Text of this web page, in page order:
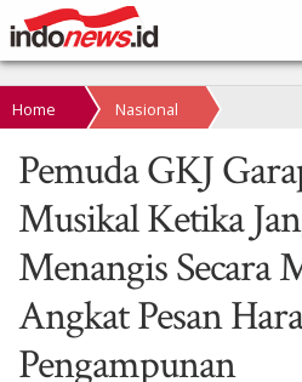
Home Nasional
Pemuda GKJ
Musikal Ketika
Menangis Secara
Angkat Pesan
Pengampunan